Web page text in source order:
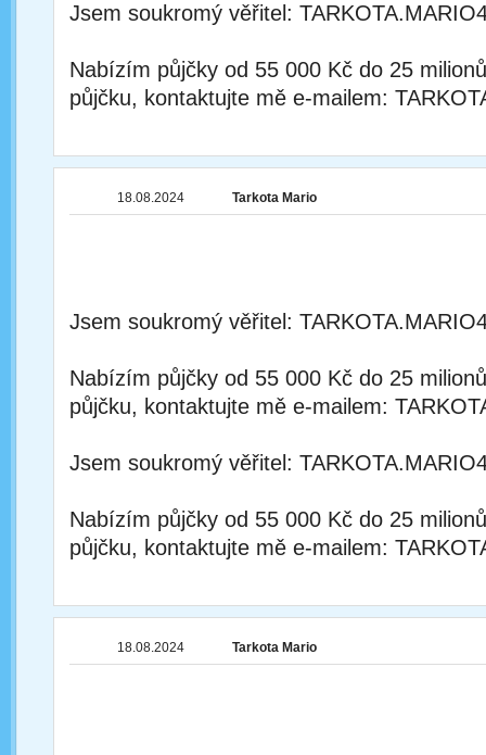
Jsem soukromý věřitel:
Nabízím půjčky od 55 000 Kč do 25
půjčku, kontaktujte mě e-mailem:
18.08.2024 Tarkota Mario
Jsem soukromý věřitel:
Nabízím půjčky od 55 000 Kč do 25
půjčku, kontaktujte mě e-mailem:
Jsem soukromý věřitel:
Nabízím půjčky od 55 000 Kč do 25
půjčku, kontaktujte mě e-mailem:
18.08.2024 Tarkota Mario